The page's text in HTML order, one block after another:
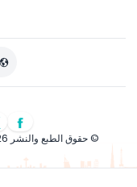
© حقوق الطبع والنشر 2026